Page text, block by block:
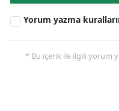
Yorum yazma
* Bu içerik ile ilgili yorum